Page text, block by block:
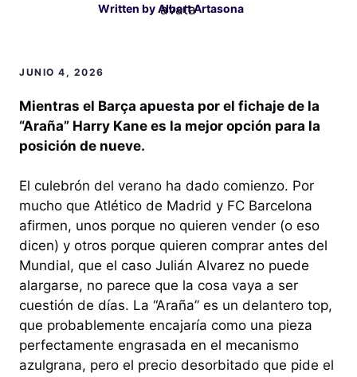
Written byAlbert Artasona
JUNIO 4, 2026
Mientras el Barça apuesta por el fichaje de la
“Araña” Harry Kane es la mejor opción para la
posición de nueve.
El culebrón del verano ha dado comienzo. Por
mucho que Atlético de Madrid y FC Barcelona
afirmen, unos porque no quieren vender (o eso
dicen) y otros porque quieren comprar antes del
Mundial, que el caso Julián Alvarez no puede
alargarse, no parece que la cosa vaya a ser
cuestión de días. La “Araña” es un delantero top,
que probablemente encajaría como una pieza
perfectamente engrasada en el mecanismo
azulgrana, pero el precio desorbitado que pide el